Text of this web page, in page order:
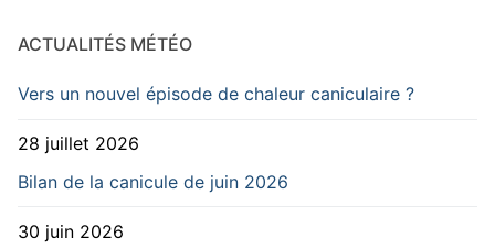
ACTUALITÉS MÉTÉO
Vers un nouvel épisode de chaleur caniculaire ?
28 juillet 2026
Bilan de la canicule de juin 2026
30 juin 2026